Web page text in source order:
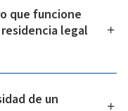
que funcione
legal
reside
de un